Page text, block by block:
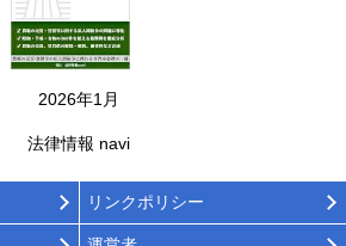
2026年1月
法律情報 navi
リンクポリシー